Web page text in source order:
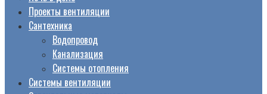
Проекты вентиляции
Сантехника
Водопровод
Канализация
Системы отопления
Системы вентиляции